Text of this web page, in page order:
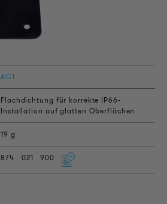
AG1
Flachdichtung für korrekte IP66-
Installation auf glatten Oberflächen
19 g
874 021 900